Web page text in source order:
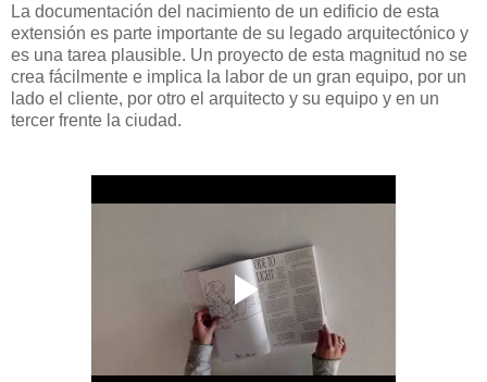
La documentación del nacimiento de un edificio de esta
extensión es parte importante de su legado arquitectónico y
es una tarea plausible. Un proyecto de esta magnitud no se
crea fácilmente e implica la labor de un gran equipo, por un
lado el cliente, por otro el arquitecto y su equipo y en un
tercer frente la ciudad.